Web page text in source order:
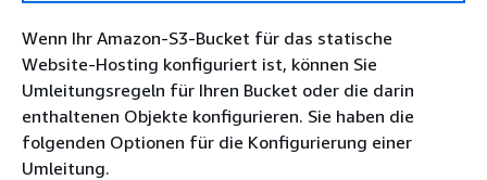
Wenn Ihr Amazon-S3-Bucket für das statische
Website-Hosting konfiguriert ist, können Sie
Umleitungsregeln für Ihren Bucket oder die darin
enthaltenen Objekte konfigurieren. Sie haben die
folgenden Optionen für die Konfigurierung einer
Umleitung.